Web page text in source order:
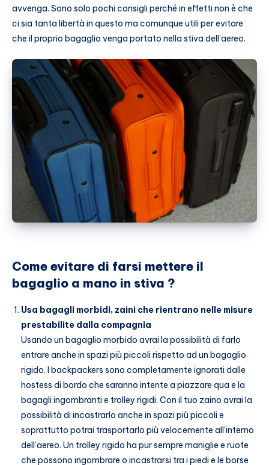
avvenga. Sono solo pochi consigli perché in effetti non è che
ci sia tanta libertà in questo ma comunque utili per evitare
che il proprio bagaglio venga portato nella stiva dell’aereo.
Come evitare di farsi mettere il
bagaglio a mano in stiva ?
Usa bagagli morbidi, zaini che rientrano nelle misure
prestabilite dalla compagnia
Usando un bagaglio morbido avrai la possibilità di farlo
entrare anche in spazi più piccoli rispetto ad un bagaglio
rigido. I backpackers sono completamente ignorati dalle
hostess di bordo che saranno intente a piazzare qua e la
bagagli ingombranti e trolley rigidi. Con il tuo zaino avrai la
possibilità di incastrarlo anche in spazi più piccoli e
soprattutto potrai trasportarlo più velocemente all’interno
dell’aereo. Un trolley rigido ha pur sempre maniglie e ruote
che possono ingombrare o incastrarsi tra i piedi e le borse